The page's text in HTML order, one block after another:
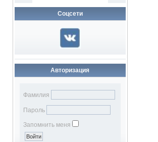
Соцсети
Авторизация
Фамилия
Пароль
Запомнить меня